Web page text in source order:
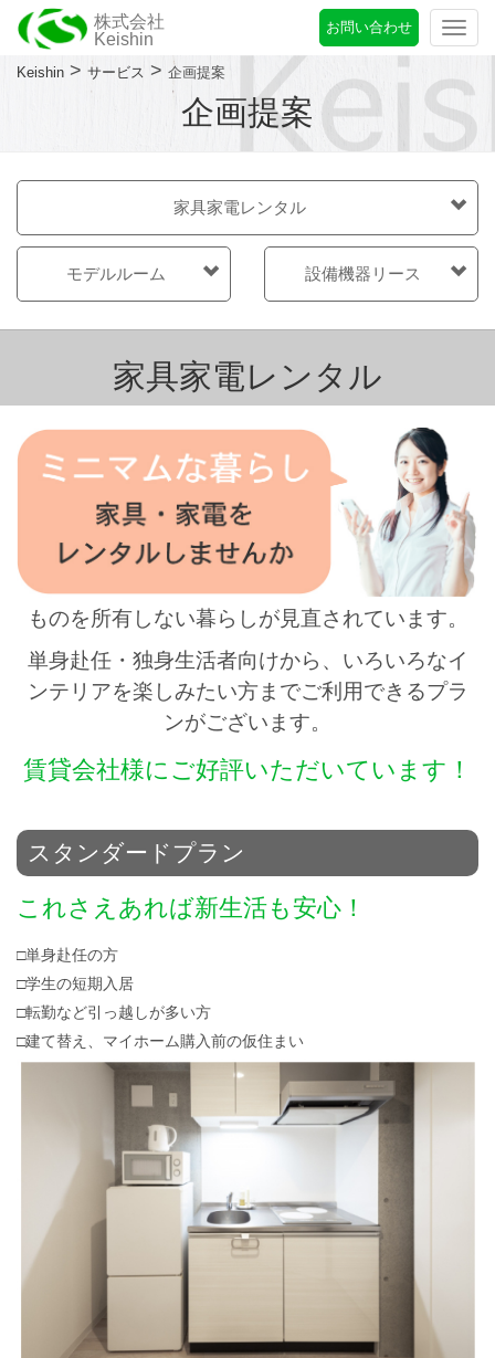
お問い合わせ
株式会社
Keishin
Keishin > サービス > 企画提案
企画提案
家具家電レンタル
モデルルーム 設備機器リース
家具家電レンタル
ものを所有しない暮らしが見直されています。
単身赴任・独身生活者向けから、いろいろなイ
ンテリアを楽しみたい方までご利用できるプラ
ンがございます。
賃貸会社様にご好評いただいています！
スタンダードプラン
これさえあれば新生活も安心！
□単身赴任の方
□学生の短期入居
□転勤など引っ越しが多い方
□建て替え、マイホーム購入前の仮住まい